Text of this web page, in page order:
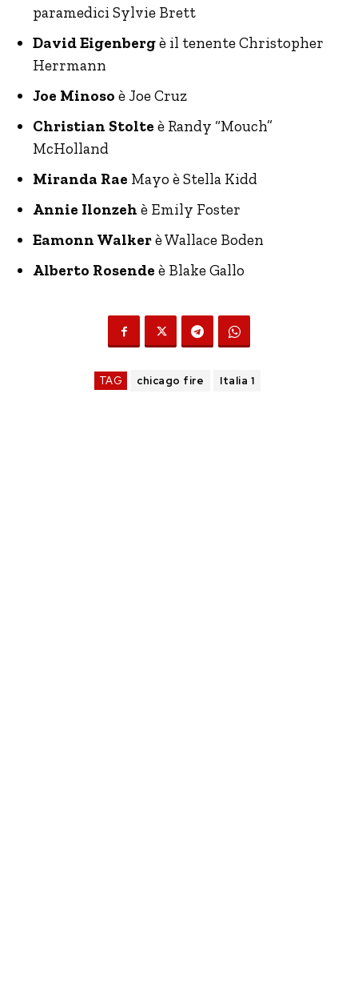
paramedici Sylvie Brett
David Eigenbergè il tenente Christopher
Herrmann
Joe Minoso è Joe Cruz
Christian Stolte è Randy “Mouch”
McHolland
Miranda Rae Mayo è Stella Kidd
Annie Ilonzeh è Emily Foster
Eamonn Walkerè Wallace Boden
Alberto Rosende è Blake Gallo
TAG chicago fire Italia 1